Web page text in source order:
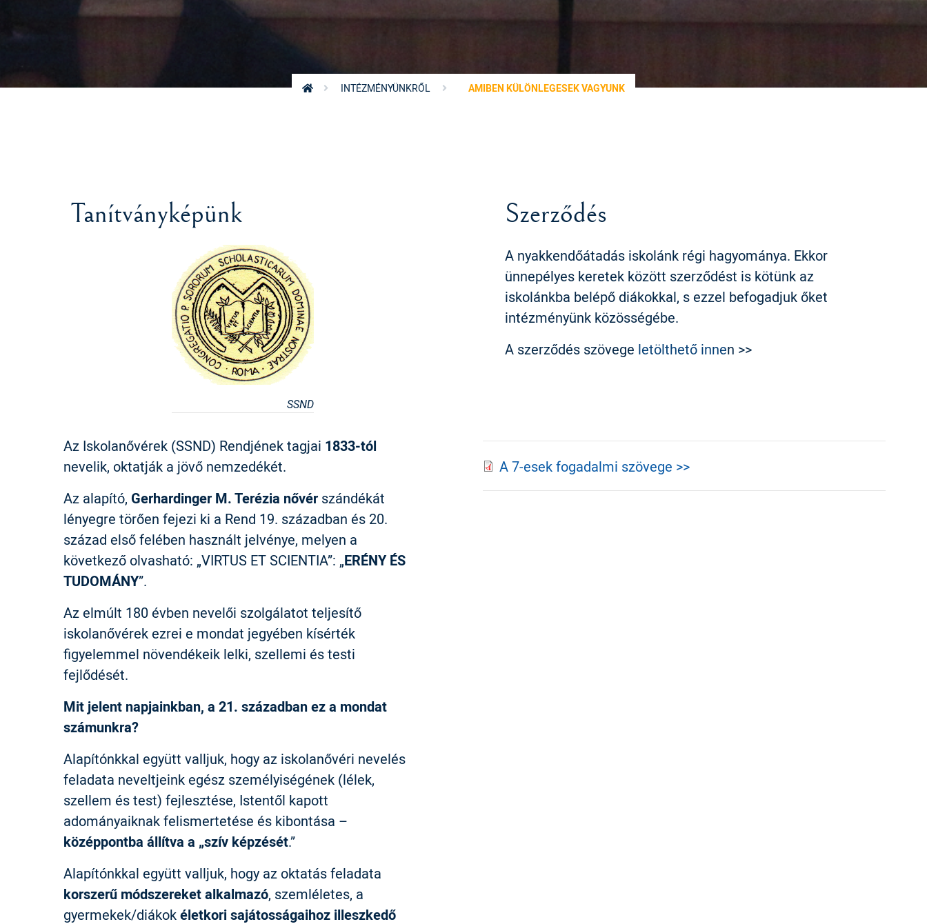
INTÉZMÉNYÜNKRŐL AMIBEN KÜLÖNLEGESEK VAGYUNK
Tanítványképünk
SSND
Az Iskolanővérek (SSND) Rendjének tagjai 1833-tól
nevelik, oktatják a jövő nemzedékét.
Az alapító, Gerhardinger M. Terézia nővér szándékát
lényegre törően fejezi ki a Rend 19. században és 20.
század első felében használt jelvénye, melyen a
következő olvasható: „VIRTUS ET SCIENTIA”: „ERÉNY ÉS
TUDOMÁNY”.
Az elmúlt 180 évben nevelői szolgálatot teljesítő
iskolanővérek ezrei e mondat jegyében kísérték
figyelemmel növendékeik lelki, szellemi és testi
fejlődését.
Mit jelent napjainkban, a 21. században ez a mondat
számunkra?
Alapítónkkal együtt valljuk, hogy az iskolanővéri nevelés
feladata neveltjeink egész személyiségének (lélek,
szellem és test) fejlesztése, Istentől kapott
adományaiknak felismertetése és kibontása –
középpontba állítva a „szív képzését.”
Alapítónkkal együtt valljuk, hogy az oktatás feladata
korszerű módszereket alkalmazó, szemléletes, a
gyermekek/diákokéletkori sajátosságaihoz illeszkedő
Szerződés
A nyakkendőátadás iskolánk régi hagyománya. Ekkor
ünnepélyes keretek között szerződést is kötünk az
iskolánkba belépő diákokkal, s ezzel befogadjuk őket
intézményünk közösségébe.
A szerződés szövege letölthető innen >>
A 7-esek fogadalmi szövege >>